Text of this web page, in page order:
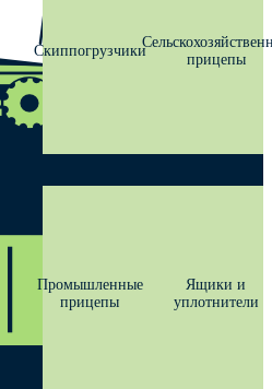
Скиппогрузчики
прицепы
Промышленные
прицепы
Ящики и
уплотнители